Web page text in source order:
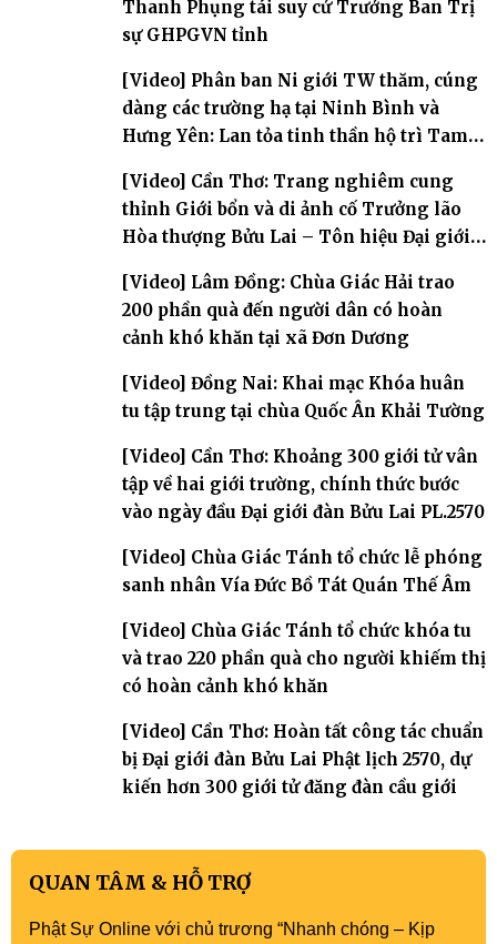
Thanh Phụng tái suy cử Trưởng Ban Trị
sự GHPGVN tỉnh
[Video] Phân ban Ni giới TW thăm, cúng
dàng các trường hạ tại Ninh Bình và
Hưng Yên: Lan tỏa tinh thần hộ trì Tam
[Video] Cần Thơ: Trang nghiêm cung
thỉnh Giới bổn và di ảnh cố Trưởng lão
Hòa thượng Bửu Lai – Tôn hiệu Đại giới
[Video] Lâm Đồng: Chùa Giác Hải trao
200 phần quà đến người dân có hoàn
cảnh khó khăn tại xã Đơn Dương
[Video] Đồng Nai: Khai mạc Khóa huân
tu tập trung tại chùa Quốc Ân Khải Tường
[Video] Cần Thơ: Khoảng 300 giới tử vân
tập về hai giới trường, chính thức bước
vào ngày đầu Đại giới đàn Bửu Lai PL.2570
[Video] Chùa Giác Tánh tổ chức lễ phóng
sanh nhân Vía Đức Bồ Tát Quán Thế Âm
[Video] Chùa Giác Tánh tổ chức khóa tu
và trao 220 phần quà cho người khiếm thị
có hoàn cảnh khó khăn
[Video] Cần Thơ: Hoàn tất công tác chuẩn
bị Đại giới đàn Bửu Lai Phật lịch 2570, dự
kiến hơn 300 giới tử đăng đàn cầu giới
QUAN TÂM & HỖ TRỢ
Phật Sự Online với chủ trương “Nhanh chóng – Kịp